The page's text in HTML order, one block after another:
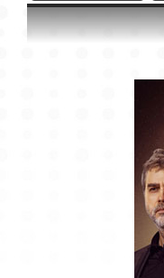
45 серия